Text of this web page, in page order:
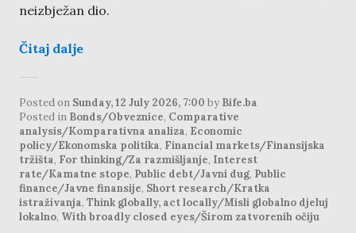
neizbježan dio.
Čitaj dalje
Posted on Sunday, 12 July 2026, 7:00 by Bife.ba
Posted in Bonds/Obveznice, Comparative
analysis/Komparativna analiza, Economic
policy/Ekonomska politika, Financial markets/Finansijska
tržišta, For thinking/Za razmišljanje, Interest
rate/Kamatne stope, Public debt/Javni dug, Public
finance/Javne finansije, Short research/Kratka
istraživanja, Think globally, act locally/Misli globalno djeluj
lokalno, With broadly closed eyes/Širom zatvorenih očiju